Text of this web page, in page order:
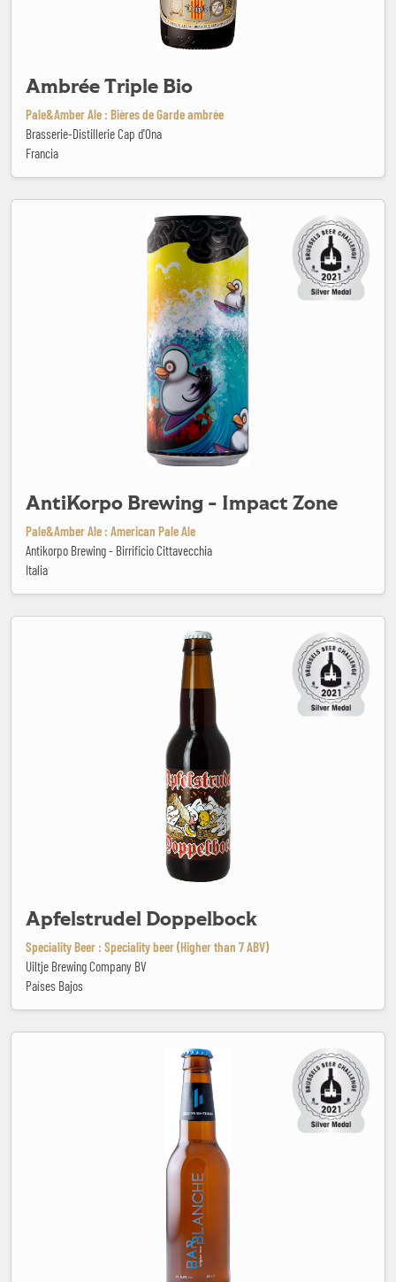
Ambrée Triple Bio
Pale&Amber Ale : Bières de Garde ambrée
Brasserie-Distillerie Cap d'Ona
Francia
AntiKorpo Brewing - Impact Zone
Pale&Amber Ale : American Pale Ale
Antikorpo Brewing - Birrificio Cittavecchia
Italia
Apfelstrudel Doppelbock
Speciality Beer : Speciality beer (Higher than 7 ABV)
Uiltje Brewing Company BV
Países Bajos